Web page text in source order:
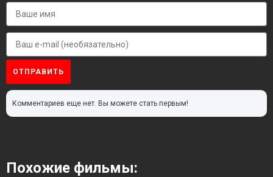
ОТПРАВИТЬ
Комментариев еще нет. Вы можете стать первым!
Похожие фильмы: